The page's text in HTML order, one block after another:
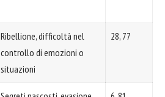
Ribellione, difficoltà nel
controllo di emozioni o
situazioni
28, 77